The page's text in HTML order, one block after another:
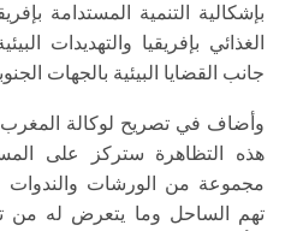
الغذائي بإفريقيا والتهديدات
جانب القضايا البيئية بالجهات
وأضاف في تصريح لوكالة المغرب
هذه التظاهرة ستركز على
مجموعة من الورشات والندوات
تهم الساحل وما يتعرض له من